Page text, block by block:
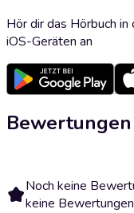
Hör dir das Hörbuch
iOS-Geräten an
Noch keine
keine